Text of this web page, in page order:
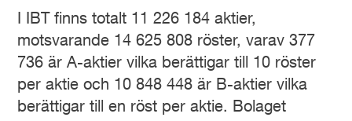
I IBT finns totalt 11 226 184 aktier,
motsvarande 14 625 808 röster, varav 377
736 är A-aktier vilka berättigar till 10 röster
per aktie och 10 848 448 är B-aktier vilka
berättigar till en röst per aktie. Bolaget